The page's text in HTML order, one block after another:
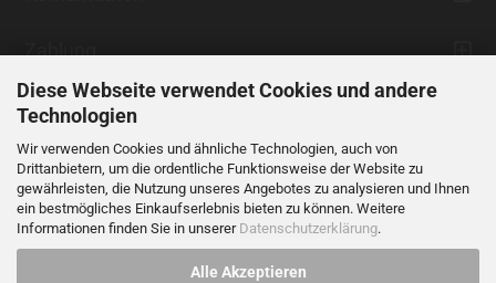
Diese Webseite verwendet Cookies und andere
Technologien
Wir verwenden Cookies und ähnliche Technologien, auch von
Drittanbietern, um die ordentliche Funktionsweise der Website zu
gewährleisten, die Nutzung unseres Angebotes zu analysieren und Ihnen
ein bestmögliches Einkaufserlebnis bieten zu können. Weitere
Informationen finden Sie in unserer Datenschutzerklärung.
Alle Akzeptieren
Zahlung
Vertrag widerrufen